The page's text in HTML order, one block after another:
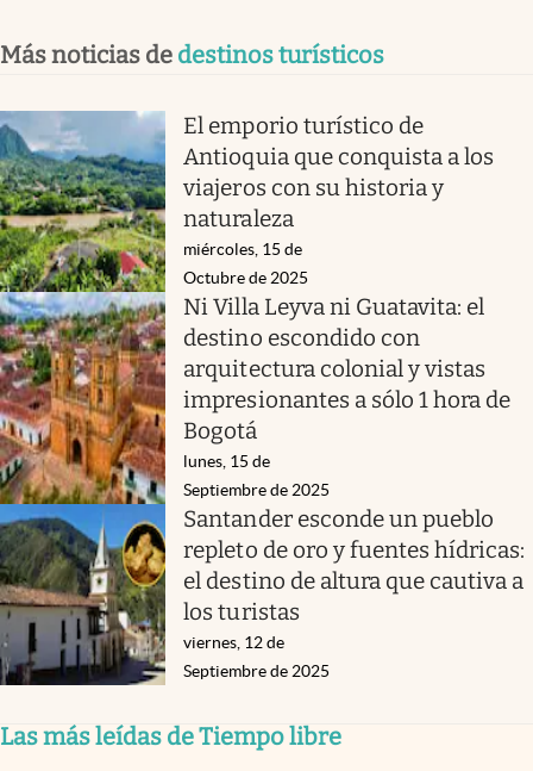
Más noticias de destinos turísticos
El emporio turístico de
Antioquia que conquista a los
viajeros con su historia y
naturaleza
miércoles, 15 de
Octubre de 2025
Ni Villa Leyva ni Guatavita: el
destino escondido con
arquitectura colonial y vistas
impresionantes a sólo 1 hora de
Bogotá
lunes, 15 de
Septiembre de 2025
Santander esconde un pueblo
repleto de oro y fuentes hídricas:
el destino de altura que cautiva a
los turistas
viernes, 12 de
Septiembre de 2025
Las más leídas de Tiempo libre